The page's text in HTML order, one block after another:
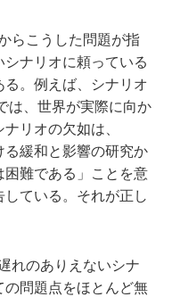
らこうした問題が指
ナリオに頼っている
。例えば、シナリオ
は、世界が実際に向か
リオの欠如は、
る緩和と影響の研究か
困難である」ことを意
ている。それが正し
れのありえないシナ
の問題点をほとんど無